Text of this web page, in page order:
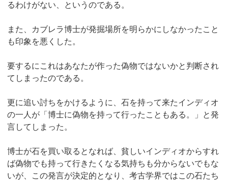
るわけがない、というのである。
また、カブレラ博士が発掘場所を明らかにしなかったこと
も印象を悪くした。
要するにこれはあなたが作った偽物ではないかと判断され
てしまったのである。
更に追い討ちをかけるように、石を持って来たインディオ
の一人が「博士に偽物を持って行ったこともある。」と発
言してしまった。
博士が石を買い取るとなれば、貧しいインディオからすれ
ば偽物でも持って行きたくなる気持ちも分からないでもな
いが、この発言が決定的となり、考古学界ではこの石たち